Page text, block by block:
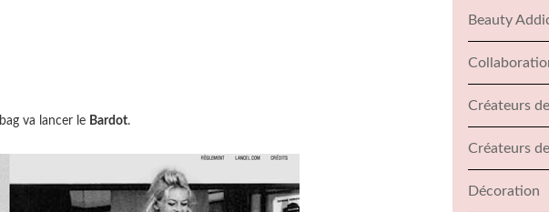
bag va lancer le Bardot.
Beauty
Créateurs
Créateurs
Décoration